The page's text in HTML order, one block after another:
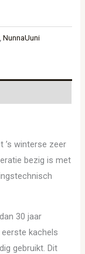
,NunnaUuni
’s winterse zeer
bezig is met
30 jaar
kachels
gebruikt. Dit